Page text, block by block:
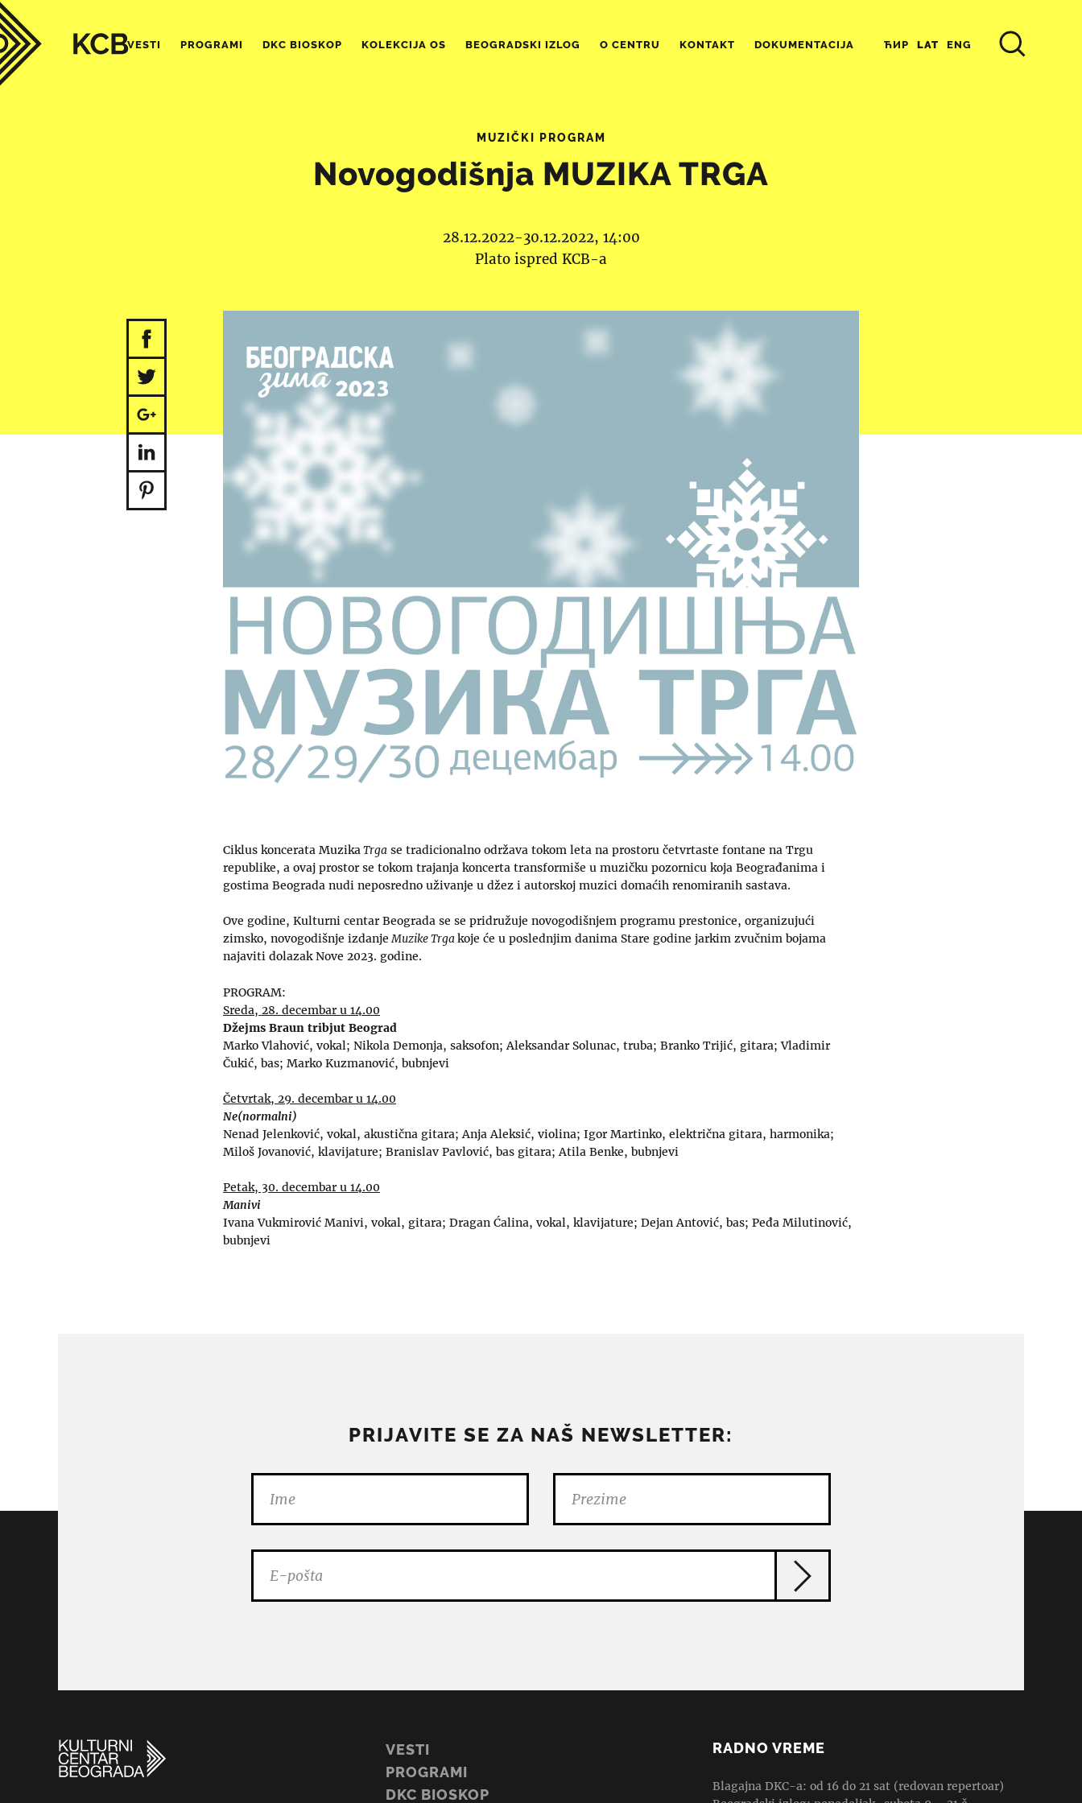
VESTI PROGRAMI DKC BIOSKOP KOLEKCIJA OS BEOGRADSKI IZLOG O CENTRU KONTAKT DOKUMENTACIJA ЋИР LAT ENG
MUZIČKI PROGRAM
Novogodišnja MUZIKA TRGA
28.12.2022-30.12.2022, 14:00
Plato ispred KCB-a
Ciklus koncerata MuzikaTrga se tradicionalno održava tokom leta na prostoru četvrtaste fontane na Trgu
republike, a ovaj prostor se tokom trajanja koncerta transformiše u muzičku pozornicu koja Beograđanima i
gostima Beograda nudi neposredno uživanje u džez i autorskoj muzici domaćih renomiranih sastava.
Ove godine, Kulturni centar Beograda se se pridružuje novogodišnjem programu prestonice, organizujući
zimsko, novogodišnje izdanjeMuzike Trgakoje će u poslednjim danima Stare godine jarkim zvučnim bojama
najaviti dolazak Nove 2023. godine.
PROGRAM:
Sreda, 28. decembar u 14.00
Džejms Braun tribjut Beograd
Marko Vlahović, vokal; Nikola Demonja, saksofon; Aleksandar Solunac, truba; Branko Trijić, gitara; Vladimir
Čukić, bas; Marko Kuzmanović, bubnjevi
Četvrtak, 29. decembar u 14.00
Ne(normalni)
Nenad Jelenković, vokal, akustična gitara; Anja Aleksić, violina; Igor Martinko, električna gitara, harmonika;
Miloš Jovanović, klavijature; Branislav Pavlović, bas gitara; Atila Benke, bubnjevi
Petak, 30. decembar u 14.00
Manivi
Ivana Vukmirović Manivi, vokal, gitara; Dragan Ćalina, vokal, klavijature; Dejan Antović, bas; Peđa Milutinović,
bubnjevi
PRIJAVITE SE ZA NAŠ NEWSLETTER:
VESTI
PROGRAMI
DKC BIOSKOP
RADNO VREME
Blagajna DKC-a: od 16 do 21 sat (redovan repertoar)